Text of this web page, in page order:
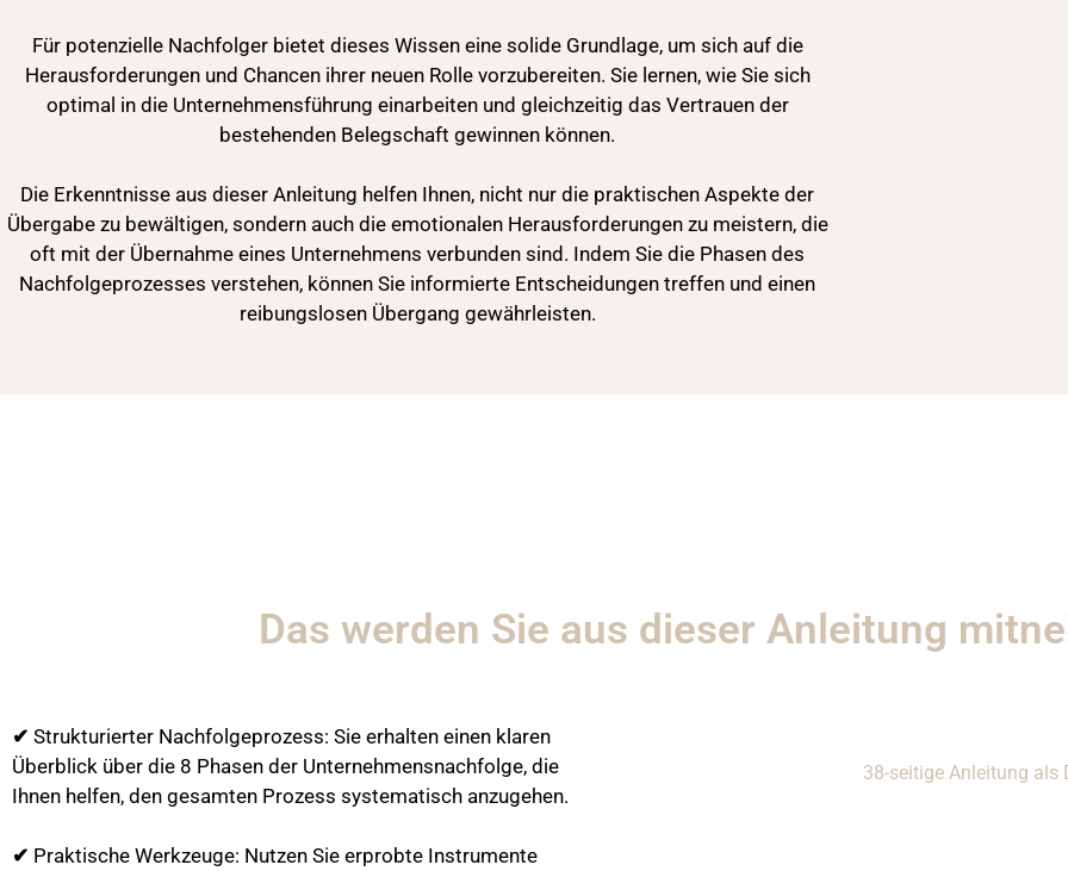
Für potenzielle Nachfolger bietet dieses Wissen eine solide Grundlage, um sich auf die
Herausforderungen und Chancen ihrer neuen Rolle vorzubereiten. Sie lernen, wie Sie sich
optimal in die Unternehmensführung einarbeiten und gleichzeitig das Vertrauen der
bestehenden Belegschaft gewinnen können.
Die Erkenntnisse aus dieser Anleitung helfen Ihnen, nicht nur die praktischen Aspekte der
Übergabe zu bewältigen, sondern auch die emotionalen Herausforderungen zu meistern, die
oft mit der Übernahme eines Unternehmens verbunden sind. Indem Sie die Phasen des
Nachfolgeprozesses verstehen, können Sie informierte Entscheidungen treffen und einen
reibungslosen Übergang gewährleisten.
Das werden Sie aus dieser Anleitung
✔ Strukturierter Nachfolgeprozess: Sie erhalten einen klaren
Überblick über die 8 Phasen der Unternehmensnachfolge, die
Ihnen helfen, den gesamten Prozess systematisch anzugehen.
✔ Praktische Werkzeuge: Nutzen Sie erprobte Instrumente
38-seitige Anleitung als